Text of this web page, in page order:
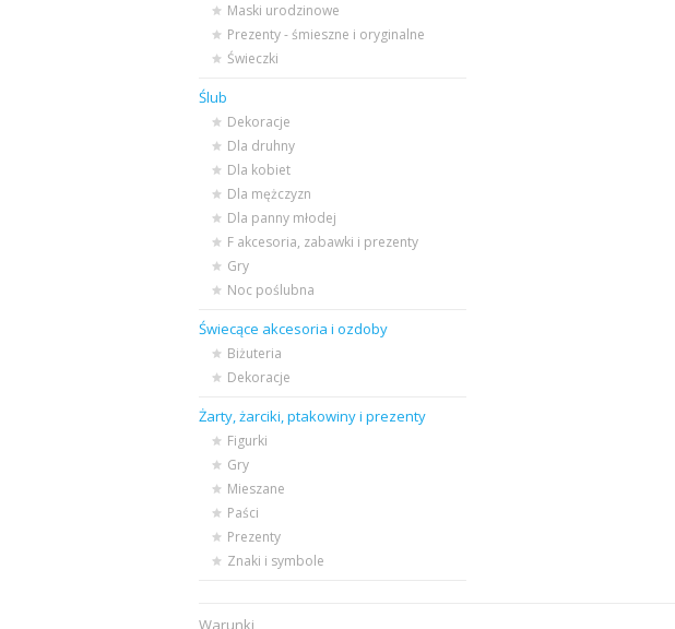
Maski urodzinowe
Prezenty - śmieszne i oryginalne
Świeczki
Ślub
Dekoracje
Dla druhny
Dla kobiet
Dla mężczyzn
Dla panny młodej
F akcesoria, zabawki i prezenty
Gry
Noc poślubna
Świecące akcesoria i ozdoby
Biżuteria
Dekoracje
Żarty, żarciki, ptakowiny i prezenty
Figurki
Gry
Mieszane
Paści
Prezenty
Znaki i symbole
Warunki